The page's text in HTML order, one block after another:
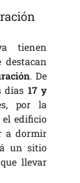
tienen
destacan
. De
días 17 y
por la
edificio
a dormir
un sitio
llevar